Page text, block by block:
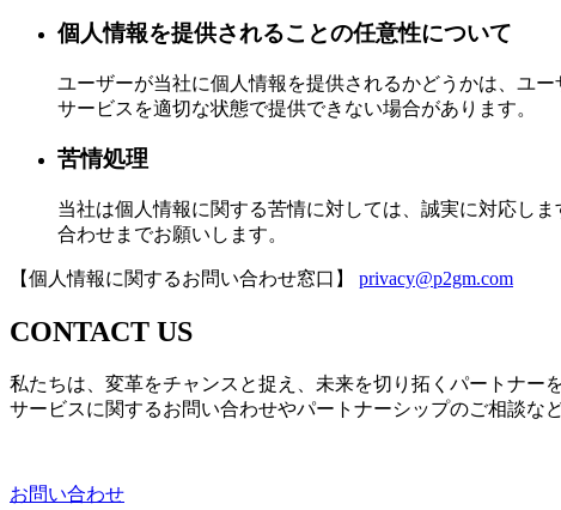
個人情報を提供されることの任意性について
ユーザーが当社に個人情報を提供されるかどうかは、ユ
サービスを適切な状態で提供できない場合があります。
苦情処理
当社は個人情報に関する苦情に対しては、誠実に対応し
合わせまでお願いします。
【個人情報に関するお問い合わせ窓口】 privacy@p2gm.com
CONTACT US
私たちは、変革をチャンスと捉え、未来を切り拓くパートナー
サービスに関するお問い合わせやパートナーシップのご相談な
お問い合わせ